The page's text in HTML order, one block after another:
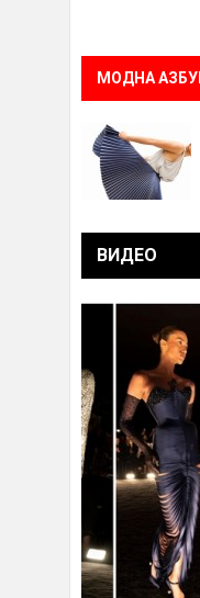
МОДНА
ВИДЕО